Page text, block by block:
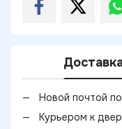
Новой почтой
Курьером к